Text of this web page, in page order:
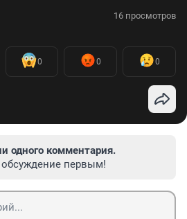
16 просмотров
0 0 0
одного комментария.
обсуждение первым!